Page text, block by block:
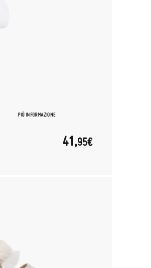
PIÙ INFORMAZIONE
41,95€